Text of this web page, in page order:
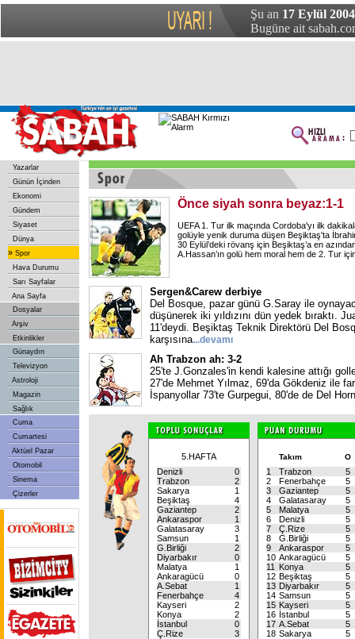
Şu an 17 Eylül
Bugüne ait
Yazarlar
Günün İçinden
Ekonomi
Gündem
Siyaset
Dünya
» Spor
Hava Durumu
Sarı Sayfalar
Ana Sayfa
Dosyalar
Arşiv
Etkinlikler
Günaydın
Televizyon
Astroloji
Magazin
Sağlık
Cuma
Cumartesi
Aktüel Pazar
Otomobil
Sinema
Çizerler
Önce siyah sonra beyaz:1-1
UEFA 1. Tur ilk maçında Cordoba'yı ilk
golüyle yenik duruma düşen Beşiktaş'ta
30 Eylül’deki rövanş için Beşiktaş’a en
A.Hassan’ın golü hem moral hem de 2. Tur
Sergen&Carew derbiye
Del Bosque, pazar günü G.Saray ile
düşünerek iki yıldızını dün yedek bıraktı.
11'deydi. Beşiktaş Teknik Direktörü Del
karşısına...devamı
Ah Trabzon ah: 3-2
25'te J.Gonzales'in kendi kalesine attığı
27'de Mehmet Yılmaz, 69'da Gökdeniz ile
İspanyollar 73'te Gurpegui, 80'de de Del
5.HAFTA
Denizli
0
Trabzon
2
Sakarya
1
Beşiktaş
4
Gaziantep
2
Ankaraspor
1
Galatasaray
3
Samsun
1
G.Birliği
2
Diyarbakır
0
Malatya
1
Ankaragücü
0
A.Sebat
1
Fenerbahçe
4
Kayseri
2
Konya
2
İstanbul
0
Ç.Rize
3
Takım O
1 Trabzon
5
2
Fenerbahçe
5
3
Gaziantep
5
4
Galatasaray
5
5
Malatya
5
6
Denizli
5
7
Ç.Rize
5
8
G.Birliği
5
9
Ankaraspor
5
10 Ankaragücü
5
11
Konya
5
12 Beşiktaş
5
13 Diyarbakır
5
14 Samsun
5
15 Kayseri
5
16 İstanbul
5
17 A.Sebat
5
18 Sakarya 5